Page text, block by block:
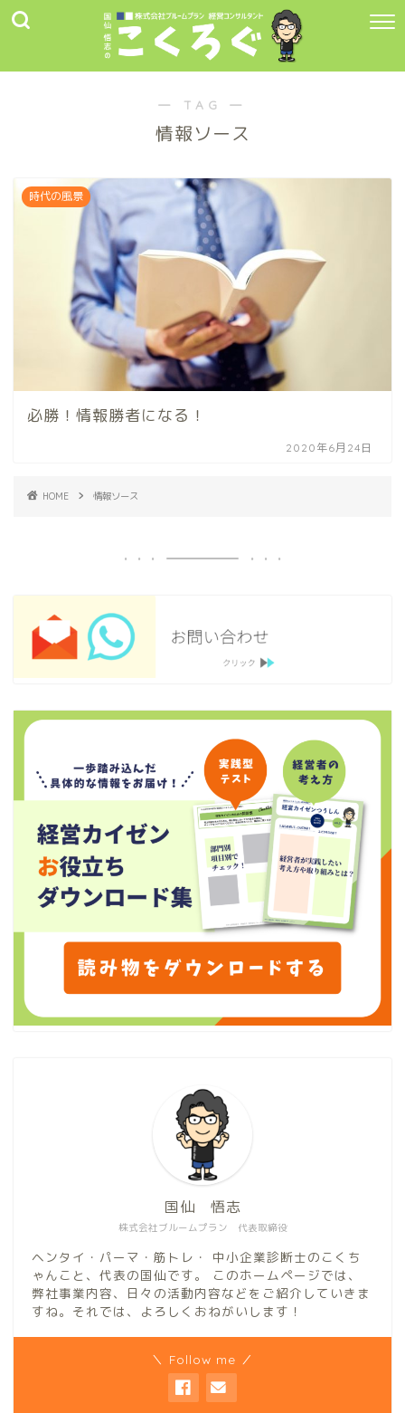
― TAG ―
情報ソース
時代の風景
必勝！情報勝者になる！
2020年6月24日
HOME 情報ソース
株式会社ブルームプラン 代表取締役
国仙 悟志
ヘンタイ・パーマ・筋トレ・ 中小企業診断士のこくち
ゃんこと、代表の国仙です。 このホームページでは、
弊社事業内容、日々の活動内容などをご紹介していきま
すね。それでは、よろしくおねがいします！
＼ Follow me ／